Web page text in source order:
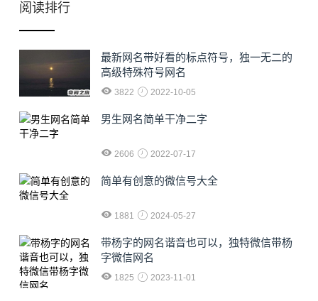
阅读排行
最新网名带好看的标点符号，独一无二的
高级特殊符号网名
3822 2022-10-05
男生网名简单干净二字
2606 2022-07-17
简单有创意的微信号大全
1881 2024-05-27
​带杨字的网名谐音也可以，独特微信带杨
字微信网名
1825 2023-11-01